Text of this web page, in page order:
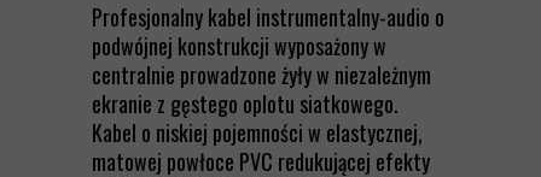
Profesjonalny kabel instrumentalny-audio o
podwójnej konstrukcji wyposażony w
centralnie prowadzone żyły w niezależnym
ekranie z gęstego oplotu siatkowego.
Kabel o niskiej pojemności w elastycznej,
matowej powłoce PVC redukującej efekty